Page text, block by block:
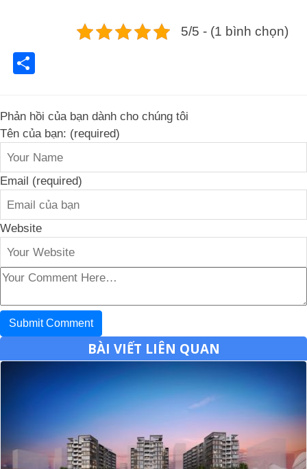
5/5 - (1 bình chọn)
Phản hồi của bạn dành cho chúng tôi
Tên của bạn: (required)
Email (required)
Website
BÀI VIẾT LIÊN QUAN